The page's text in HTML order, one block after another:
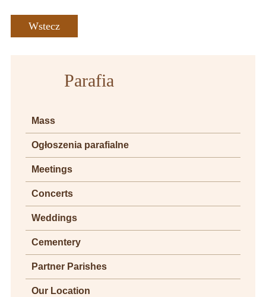
Wstecz
Parafia
Mass
Ogłoszenia parafialne
Meetings
Concerts
Weddings
Cementery
Partner Parishes
Our Location